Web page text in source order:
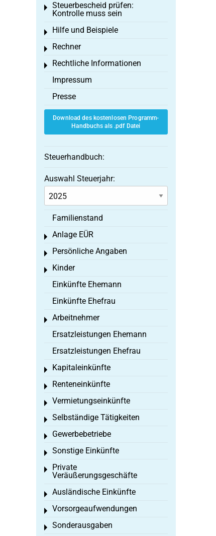
Steuerbescheid prüfen:
Kontrolle muss sein
Toggle menu
Hilfe und Beispiele
Toggle menu
Rechner
Toggle menu
Rechtliche Informationen
Toggle menu
Impressum
Presse
Download des kostenlosen Programm-
Handbuchs als .pdf Datei
Steuerhandbuch:
Auswahl Steuerjahr:
Familienstand
Anlage EÜR
Toggle menu
Persönliche Angaben
Toggle menu
Kinder
Toggle menu
Einkünfte Ehemann
Einkünfte Ehefrau
Arbeitnehmer
Toggle menu
Ersatzleistungen Ehemann
Ersatzleistungen Ehefrau
Kapitaleinkünfte
Toggle menu
Renteneinkünfte
Toggle menu
Vermietungseinkünfte
Toggle menu
Selbständige Tätigkeiten
Toggle menu
Gewerbebetriebe
Toggle menu
Sonstige Einkünfte
Toggle menu
Private
Veräußerungsgeschäfte
Toggle menu
Ausländische Einkünfte
Toggle menu
Vorsorgeaufwendungen
Toggle menu
Sonderausgaben
Toggle menu